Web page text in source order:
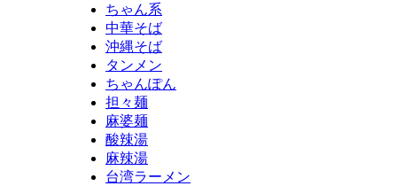
ちゃん系
中華そば
沖縄そば
タンメン
ちゃんぽん
担々麺
麻婆麺
酸辣湯
麻辣湯
台湾ラーメン